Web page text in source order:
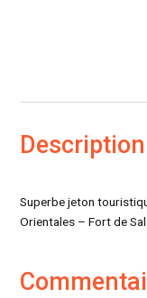
Description
Superbe jeton
Orientales – Fort de